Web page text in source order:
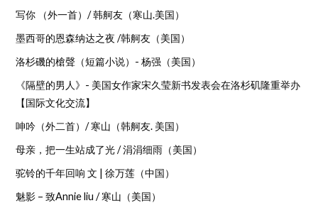
写你 （外一首）/ 韩舸友（寒山.美国）
墨西哥的恩森纳达之夜 /韩舸友（美国）
洛杉磯的槍聲（短篇小说）- 杨强（美国）
《隔壁的男人》- 美国女作家宋久莹新书发表会在洛杉矶隆重举办
【国际文化交流】
呻吟（外二首）/ 寒山（韩舸友. 美国）
母亲，把一生站成了光 / 涓涓细雨（美国）
驼铃的千年回响 文 | 徐万莲（中国）
魅影 – 致Annie liu / 寒山（美国）